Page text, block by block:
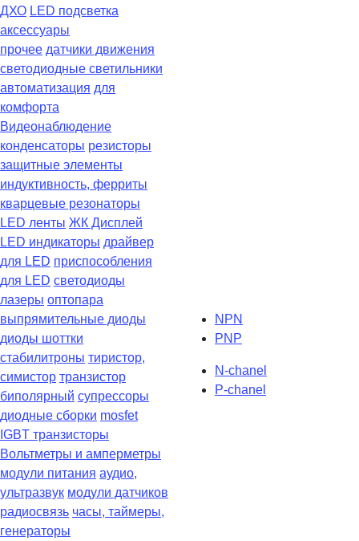
ДХО LED подсветка
аксессуары
прочее датчики движения
светодиодные светильники
автоматизация для
комфорта
Видеонаблюдение
конденсаторы резисторы
защитные элементы
индуктивность, ферриты
кварцевые резонаторы
LED ленты ЖК Дисплей
LED индикаторы драйвер
для LED приспособления
для LED светодиоды
лазеры оптопара
выпрямительные диоды
диоды шоттки
стабилитроны тиристор,
симистор транзистор
биполярный супрессоры
диодные сборки mosfet
IGBT транзисторы
NPN
PNP
N-chanel
P-chanel
Вольтметры и амперметры
модули питания аудио,
ультразвук модули датчиков
радиосвязь часы, таймеры,
генераторы